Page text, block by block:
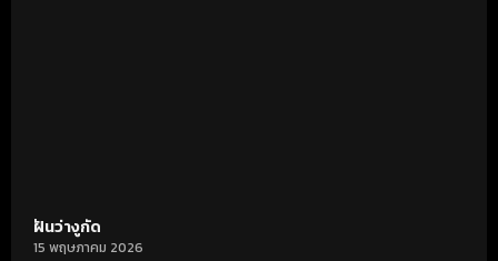
ฝันว่างูกัด
15 พฤษภาคม 2026